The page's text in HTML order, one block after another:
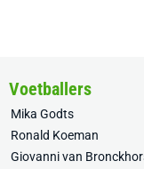
Voetballers
Mika Godts
Ronald Koeman
Giovanni van